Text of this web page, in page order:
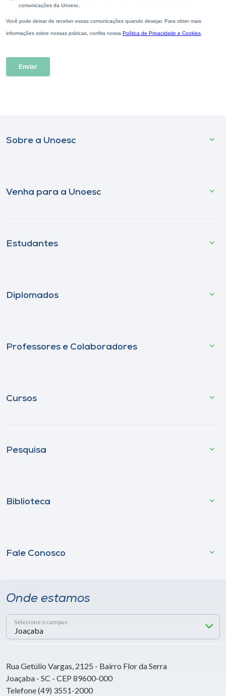
Sobre a Unoesc
Venha para a Unoesc
Estudantes
Diplomados
Professores e Colaboradores
Cursos
Pesquisa
Biblioteca
Fale Conosco
Onde estamos
Selecione o campus
Rua Getúlio Vargas, 2125 - Bairro Flor da Serra
Joaçaba - SC - CEP 89600-000
Telefone (49) 3551-2000